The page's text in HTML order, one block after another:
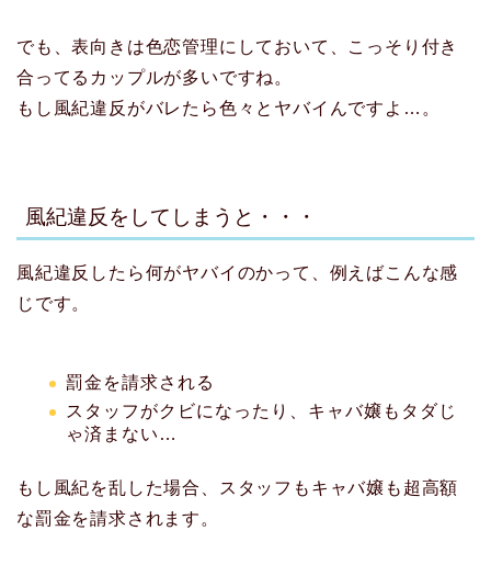
でも、表向きは色恋管理にしておいて、こっそり付き
合ってるカップルが多いですね。
もし風紀違反がバレたら色々とヤバイんですよ…。
風紀違反をしてしまうと・・・
風紀違反したら何がヤバイのかって、例えばこんな感
じです。
罰金を請求される
スタッフがクビになったり、キャバ嬢もタダじ
ゃ済まない…
もし風紀を乱した場合、スタッフもキャバ嬢も超高額
な罰金を請求されます。